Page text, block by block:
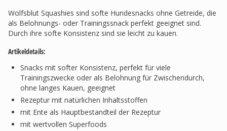
Wolfsblut Squashies sind softe Hundesnacks ohne Getreide, die
als Belohnungs- oder Trainingssnack perfekt geeignet sind.
Durch ihre softe Konsistenz sind sie leicht zu kauen.
Artikeldetails:
Snacks mit softer Konsistenz, perfekt für viele
Trainingszwecke oder als Belohnung für Zwischendurch,
ohne langes Kauen, geeignet
Rezeptur mit natürlichen Inhaltsstoffen
mit Ente als Hauptbestandteil der Rezeptur
mit wertvollen Superfoods